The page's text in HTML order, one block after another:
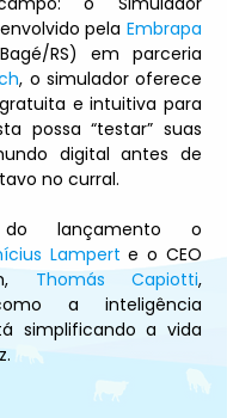
pela Embrapa
RS) em parceria
, o simulador oferece
e intuitiva para
possa “testar” suas
digital antes de
no curral.
do lançamento o
Lampert e o CEO
Thomás Capiotti,
a inteligência
simplificando a vida